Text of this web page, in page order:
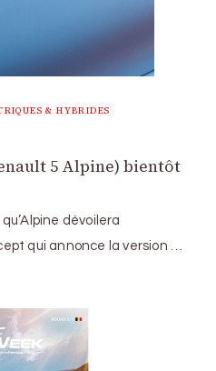
& HYBRIDES
5 Alpine) bientôt
dévoilera
qui annonce la version …